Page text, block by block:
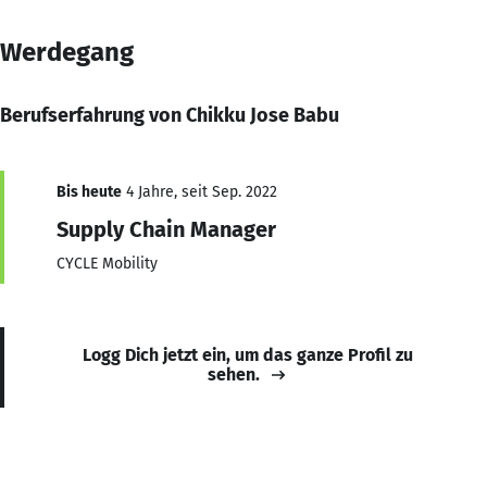
Werdegang
Berufserfahrung von Chikku Jose Babu
Bis heute 4 Jahre, seit Sep. 2022
Supply Chain Manager
CYCLE Mobility
Logg Dich jetzt ein, um das ganze Profil zu
sehen.